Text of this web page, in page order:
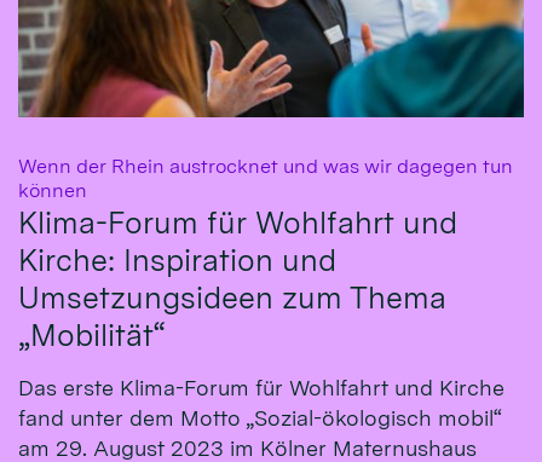
Wenn der Rhein austrocknet und was wir dagegen tun
können
Klima-Forum für Wohlfahrt und
Kirche: Inspiration und
Umsetzungsideen zum Thema
„Mobilität“
Das erste Klima-Fo­rum für Wohl­fahrt und Kirche
fand un­ter dem Mot­to „So­zial-öko­logisch mo­bil“
am 29. Au­gust 2023 im Köl­ner Ma­ternus­haus